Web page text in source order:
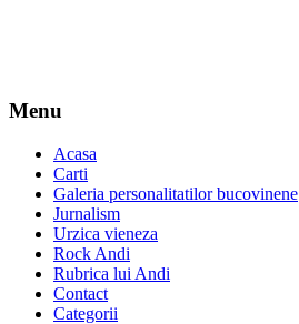
Menu
Acasa
Carti
Galeria personalitatilor bucovinene
Jurnalism
Urzica vieneza
Rock Andi
Rubrica lui Andi
Contact
Categorii